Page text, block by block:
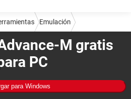
M gratis
PC
para Windows
Emulación